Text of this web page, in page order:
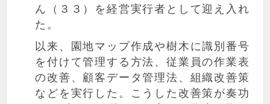
ん（３３）を経営実行者として迎え入れ
た。
以来、園地マップ作成や樹木に識別番号
を付けて管理する方法、従業員の作業表
の改善、顧客データ管理法、組織改善策
などを実行した。こうした改善策が奏功